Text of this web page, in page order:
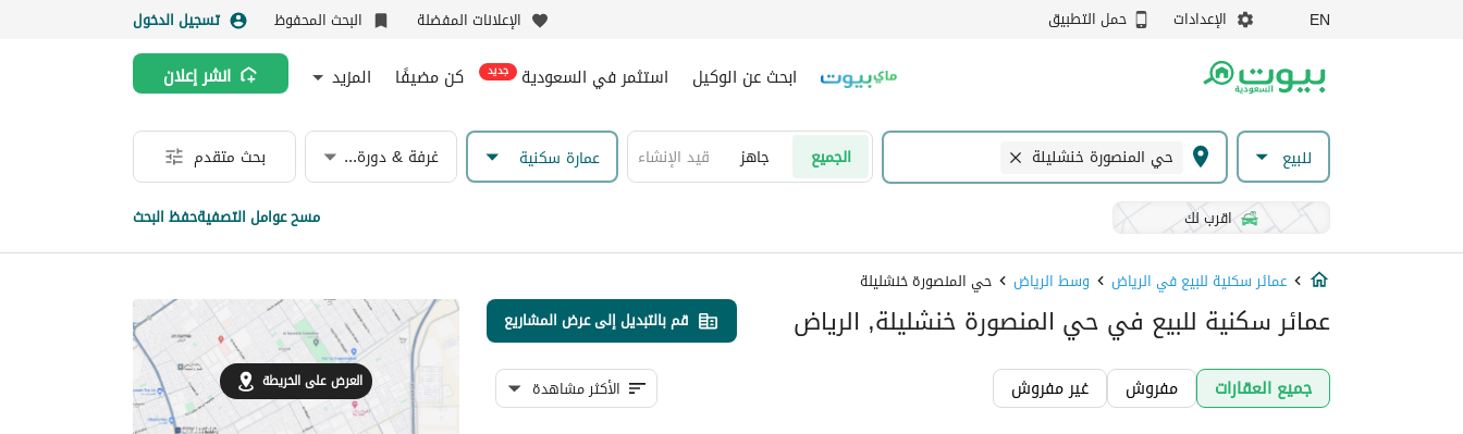
EN الإعدادات حمل التطبيق الإعلانات المفضلة البحث المحفوظ تسجيل الدخول
ابحث عن الوكيل استثمر في السعودية جديد كن مضيفًا المزيد انشر إعلان
للبيع حي المنصورة خنشليلة الجميع جاهز قيد الإنشاء عمارة سكنية غرفة & دورة مياه بحث متقدم
اقرب لك مسح عوامل التصفيةحفظ البحث
عمائر سكنية للبيع في الرياض وسط الرياض حي المنصورة خنشليلة
عمائر سكنية للبيع في حي المنصورة خنشليلة, الرياض قم بالتبديل إلى عرض المشاريع
جميع العقارات مفروش غير مفروش الأكثر مشاهدة العرض على الخريطة